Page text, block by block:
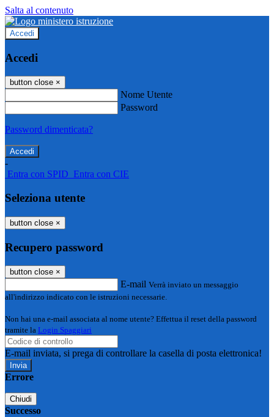
Salta al contenuto
Accedi
Accedi
button close ×
Nome Utente
Password
Password dimenticata?
-
Entra con SPID Entra con CIE
Seleziona utente
button close ×
Recupero password
button close ×
E-mail Verrà inviato un messaggio
all'indirizzo indicato con le istruzioni necessarie.
Non hai una e-mail associata al nome utente? Effettua il reset della password
tramite la Login Spaggiari
E-mail inviata, si prega di controllare la casella di posta elettronica!
Errore
Chiudi
Successo